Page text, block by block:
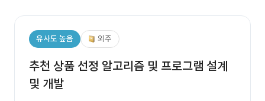
유사도 높음 외주
추천 상품 선정 알고리즘 및 프로그램 설계
및 개발